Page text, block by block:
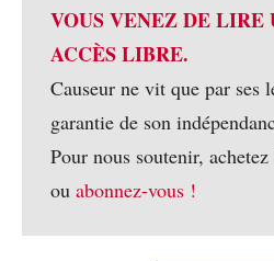
VOUS VENEZ DE
ACCÈS LIBRE.
Causeur ne vit que par ses
garantie de son
Pour nous soutenir,
ou abonnez-vous !